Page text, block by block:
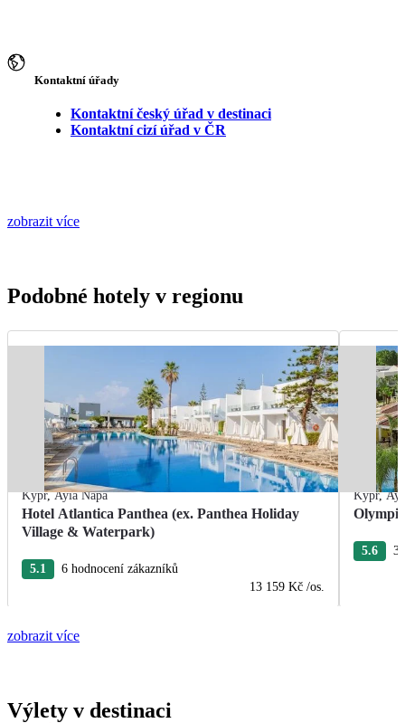
Kontaktní úřady
Kontaktní český úřad v destinaci
Kontaktní cizí úřad v ČR
zobrazit více
Podobné hotely v regionu
Kypr,Ayia Napa
Hotel Atlantica Panthea (ex. Panthea Holiday
Village & Waterpark)
5.1
6 hodnocení zákazníků
13 159 Kč /os.
Kypr,
5.6 3
zobrazit více
Výlety v destinaci